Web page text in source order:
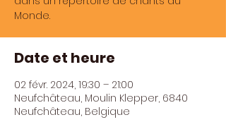
Monde.
Date et heure
02 févr. 2024, 19:30 – 21:00
Neufchâteau, Moulin Klepper, 6840
Neufchâteau, Belgique